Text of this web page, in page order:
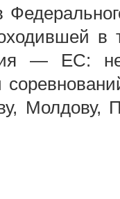
— ЕС:
Молдову,